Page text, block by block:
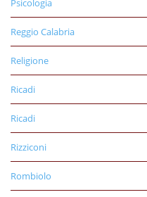
Psicologia
Reggio Calabria
Religione
Ricadi
Ricadi
Rizziconi
Rombiolo